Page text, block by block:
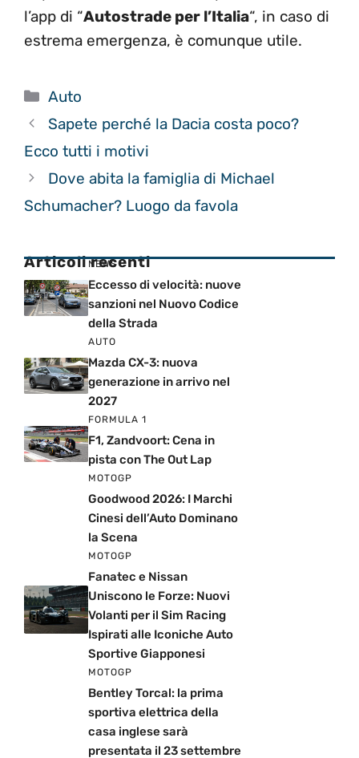
l’app di “Autostrade per l’Italia“, in caso di
estrema emergenza, è comunque utile.
Categorie
Auto
Sapete perché la Dacia costa poco?
Ecco tutti i motivi
Dove abita la famiglia di Michael
Schumacher? Luogo da favola
Articoli recenti
NEWS
Eccesso di velocità: nuove
sanzioni nel Nuovo Codice
della Strada
AUTO
Mazda CX-3: nuova
generazione in arrivo nel
2027
FORMULA 1
F1, Zandvoort: Cena in
pista con The Out Lap
MOTOGP
Goodwood 2026: I Marchi
Cinesi dell’Auto Dominano
la Scena
MOTOGP
Fanatec e Nissan
Uniscono le Forze: Nuovi
Volanti per il Sim Racing
Ispirati alle Iconiche Auto
Sportive Giapponesi
MOTOGP
Bentley Torcal: la prima
sportiva elettrica della
casa inglese sarà
presentata il 23 settembre